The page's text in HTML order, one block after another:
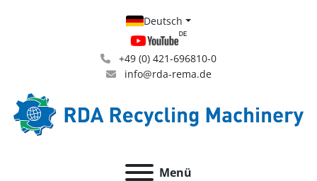
+49 (0) 421-696810-0
info@rda-rema.de
Deutsch
Menü